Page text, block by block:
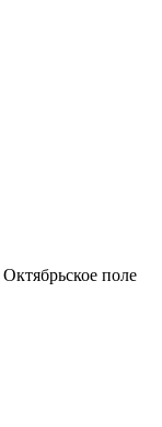
Октябрьское поле